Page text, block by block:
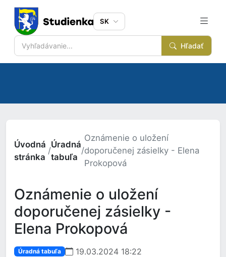
Hľadať
SK
Úvodná
stránka
/
Úradná
tabuľa
/
Oznámenie o uložení
doporučenej zásielky - Elena
Prokopová
Oznámenie o uložení
doporučenej zásielky -
Elena Prokopová
Úradná tabuľa
19.03.2024 18:22